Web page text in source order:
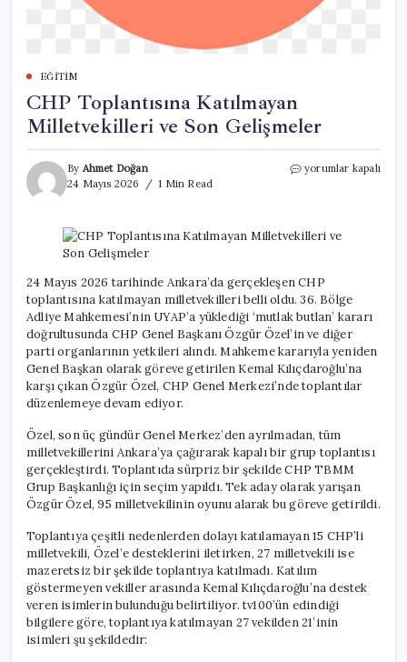
EĞITIM
CHP Toplantısına Katılmayan
Milletvekilleri ve Son Gelişmeler
By Ahmet Doğan
24 Mayıs 2026
1 Min Read
CHP
ve
Son
için
yorumlar kapalı
24 Mayıs 2026 tarihinde Ankara’da gerçekleşen CHP
toplantısına katılmayan milletvekilleri belli oldu. 36. Bölge
Adliye Mahkemesi’nin UYAP’a yüklediği ‘mutlak butlan’ kararı
doğrultusunda CHP Genel Başkanı Özgür Özel’in ve diğer
parti organlarının yetkileri alındı. Mahkeme kararıyla yeniden
Genel Başkan olarak göreve getirilen Kemal Kılıçdaroğlu’na
karşı çıkan Özgür Özel, CHP Genel Merkezi’nde toplantılar
düzenlemeye devam ediyor.
Özel, son üç gündür Genel Merkez’den ayrılmadan, tüm
milletvekillerini Ankara’ya çağırarak kapalı bir grup toplantısı
gerçekleştirdi. Toplantıda sürpriz bir şekilde CHP TBMM
Grup Başkanlığı için seçim yapıldı. Tek aday olarak yarışan
Özgür Özel, 95 milletvekilinin oyunu alarak bu göreve getirildi.
Toplantıya çeşitli nedenlerden dolayı katılamayan 15 CHP’li
milletvekili, Özel’e desteklerini iletirken, 27 milletvekili ise
mazeretsiz bir şekilde toplantıya katılmadı. Katılım
göstermeyen vekiller arasında Kemal Kılıçdaroğlu’na destek
veren isimlerin bulunduğu belirtiliyor. tv100’ün edindiği
bilgilere göre, toplantıya katılmayan 27 vekilden 21’inin
isimleri şu şekildedir: